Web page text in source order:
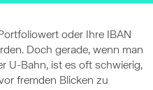
oder Ihre IBAN
Doch gerade, wenn man
U-Bahn, ist es oft schwierig,
fremden Blicken zu